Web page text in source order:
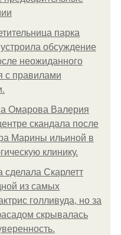
парка
обсуждение
неожиданного
с правилами
Омарова Валерия
скандала после
Марины ильиной в
клинику.
сделала Скарлетт
из самых
голливуда, но за
скрывалась